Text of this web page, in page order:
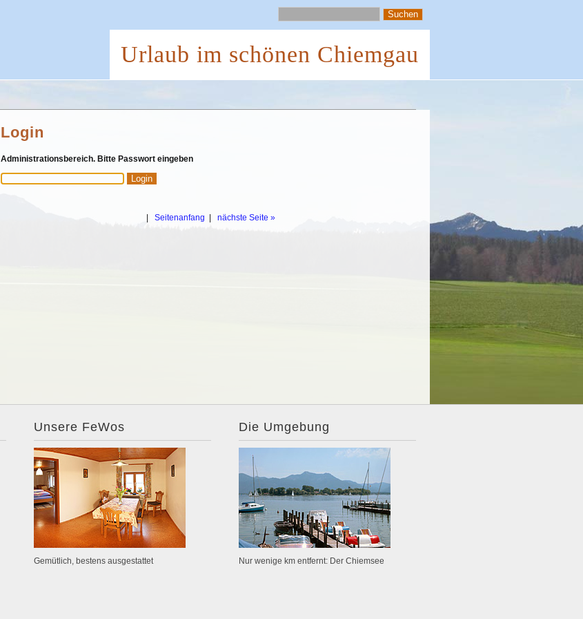
Urlaub im schönen Chiemgau
Login
Administrationsbereich. Bitte Passwort eingeben
Seitenanfang nächste Seite »
Die Umgebung
Nur wenige km entfernt: Der Chiemsee
Unsere FeWos
Gemütlich, bestens ausgestattet